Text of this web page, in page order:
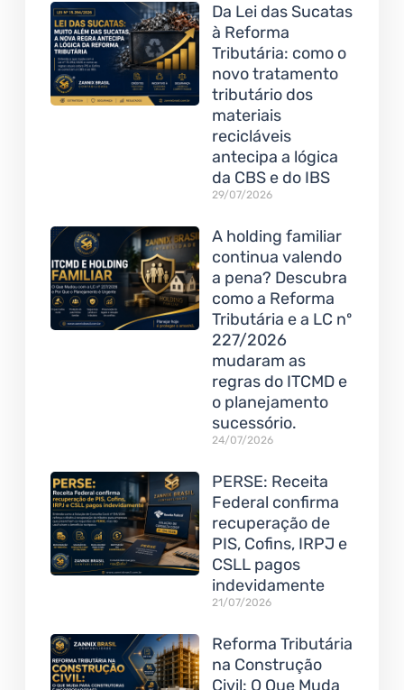
Da Lei das Sucatas
à Reforma
Tributária: como o
novo tratamento
tributário dos
materiais
recicláveis
antecipa a lógica
da CBS e do IBS
29/07/2026
A holding familiar
continua valendo
a pena? Descubra
como a Reforma
Tributária e a LC nº
227/2026
mudaram as
regras do ITCMD e
o planejamento
sucessório.
24/07/2026
PERSE: Receita
Federal confirma
recuperação de
PIS, Cofins, IRPJ e
CSLL pagos
indevidamente
21/07/2026
Reforma Tributária
na Construção
Civil: O Que Muda